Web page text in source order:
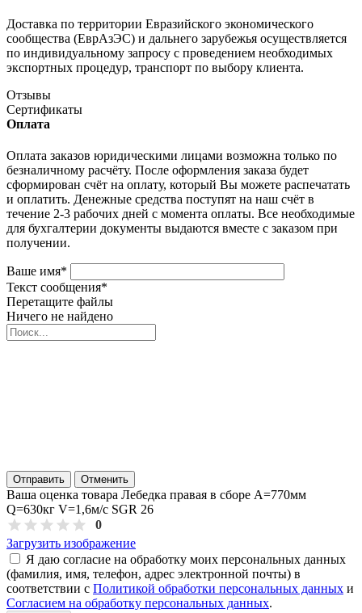
Доставка по территории Евразийского экономического
сообщества (ЕврАзЭС) и дальнего зарубежья осуществляется
по индивидуальному запросу с проведением необходимых
экспортных процедур, транспорт по выбору клиента.
Отзывы
Сертификаты
Оплата
Оплата заказов юридическими лицами возможна только по
безналичному расчёту. После оформления заказа будет
сформирован счёт на оплату, который Вы можете распечатать
и оплатить. Денежные средства поступят на наш счёт в
течение 2-3 рабочих дней с момента оплаты. Все необходимые
для бухгалтерии документы выдаются вместе с заказом при
получении.
Ваше имя*
Текст сообщения*
Перетащите файлы
Ничего не найдено
Отправить Отменить
Ваша оценка товара Лебедка правая в сборе A=770мм
Q=630кг V=1,6м/с SGR 26
0
Загрузить изображение
Я даю согласие на обработку моих персональных данных
(фамилия, имя, телефон, адрес электронной почты) в
соответствии с Политикой обработки персональных данных и
Согласием на обработку персональных данных.